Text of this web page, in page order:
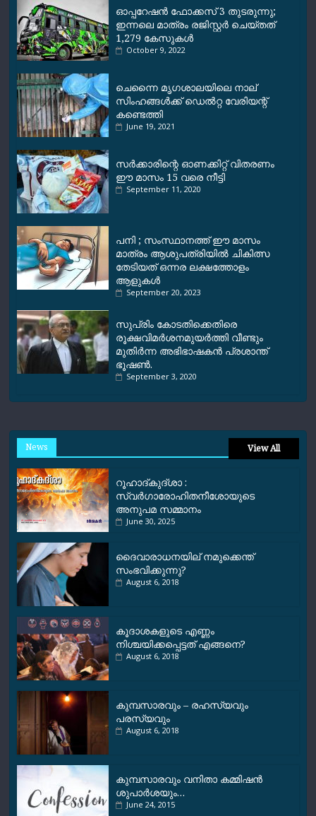
k
p
m
k
ഓപ്പറേഷന്‍ ഫോക്കസ് 3 തുടരുന്നു;
ഇന്നലെ മാത്രം രജിസ്റ്റര്‍ ചെയ്തത്
1,279 കേസുകള്‍
October 9, 2022
ചെന്നൈ മൃഗശാലയിലെ നാല്
സിംഹങ്ങൾക്ക് ഡെൽറ്റ വേരിയന്റ്
കണ്ടെത്തി
June 19, 2021
സര്‍ക്കാരിന്റെ ഓണക്കിറ്റ് വിതരണം
ഈ മാസം 15 വരെ നീട്ടി
September 11, 2020
പനി ; സംസ്ഥാനത്ത് ഈ മാസം
മാത്രം ആശുപത്രിയില്‍ ചികിത്സ
തേടിയത് ഒന്നര ലക്ഷത്തോളം
ആളുകള്‍
September 20, 2023
സുപ്രിം കോടതിക്കെതിരെ
രൂക്ഷവിമര്‍ശനമുയര്‍ത്തി വീണ്ടും
മുതിര്‍ന്ന അഭിഭാഷകന്‍ പ്രശാന്ത്
ഭൂഷണ്‍.
September 3, 2020
News View All
റൂഹാദ്‌കുദ്‌ശാ :
സ്വർഗാരോഹിതനീശോയുടെ
അനുപമ സമ്മാനം
June 30, 2025
ദൈവാരാധനയില് നമുക്കെന്ത്
സംഭവിക്കുന്നു?
August 6, 2018
കൂദാശകളുടെ എണ്ണം
നിശ്ചയിക്കപ്പെട്ടത് എങ്ങനെ?
August 6, 2018
കുമ്പസാരവും – രഹസ്യവും
പരസ്യവും
August 6, 2018
കുമ്പസാരവും വനിതാ കമ്മിഷന്‍
ശുപാര്‍ശയും…
June 24, 2015